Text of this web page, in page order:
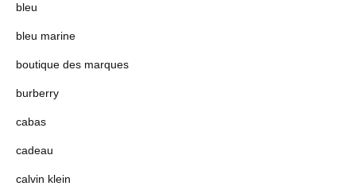
bleu
bleu marine
boutique des marques
burberry
cabas
cadeau
calvin klein